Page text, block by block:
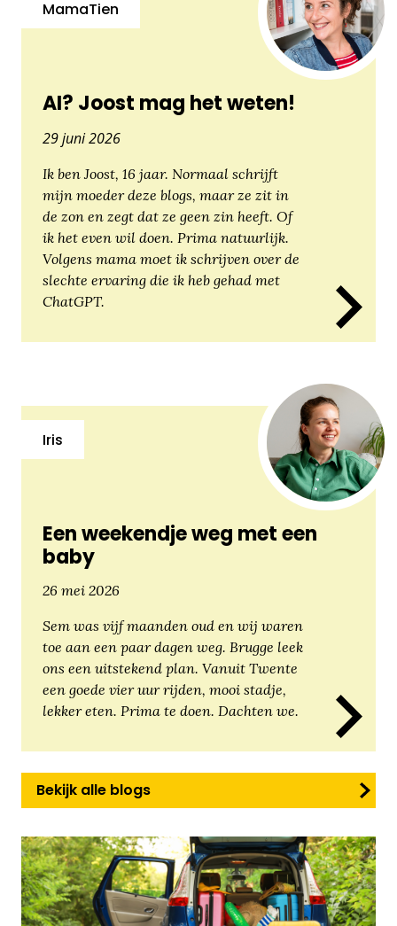
AI? Joost mag het weten!
MamaTien
29 juni 2026
Ik ben Joost, 16 jaar. Normaal schrijft
mijn moeder deze blogs, maar ze zit in
de zon en zegt dat ze geen zin heeft. Of
ik het even wil doen. Prima natuurlijk.
Volgens mama moet ik schrijven over de
slechte ervaring die ik heb gehad met
ChatGPT.
Een weekendje weg met een
baby
Iris
26 mei 2026
Sem was vijf maanden oud en wij waren
toe aan een paar dagen weg. Brugge leek
ons een uitstekend plan. Vanuit Twente
een goede vier uur rijden, mooi stadje,
lekker eten. Prima te doen. Dachten we.
Bekijk alle blogs